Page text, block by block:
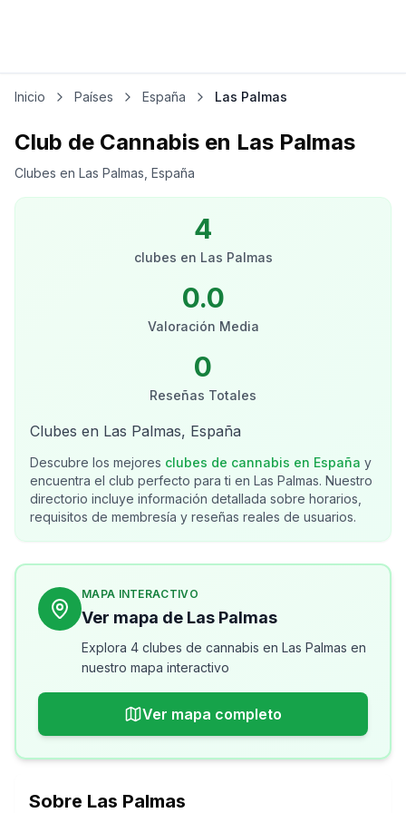
Inicio Países España Las Palmas
Club de Cannabis en Las Palmas
Clubes en Las Palmas, España
4
clubes en Las Palmas
0.0
Valoración Media
0
Reseñas Totales
Clubes en Las Palmas, España
Descubre los mejores clubes de cannabis en España y
encuentra el club perfecto para ti en Las Palmas. Nuestro
directorio incluye información detallada sobre horarios,
requisitos de membresía y reseñas reales de usuarios.
MAPA INTERACTIVO
Ver mapa de Las Palmas
Explora 4 clubes de cannabis en Las Palmas en
nuestro mapa interactivo
Ver mapa completo
Sobre Las Palmas